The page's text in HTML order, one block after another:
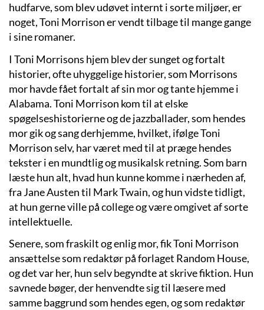
hudfarve, som blev udøvet internt i sorte miljøer, er
noget, Toni Morrison er vendt tilbage til mange gange
i sine romaner.
I Toni Morrisons hjem blev der sunget og fortalt
historier, ofte uhyggelige historier, som Morrisons
mor havde fået fortalt af sin mor og tante hjemme i
Alabama. Toni Morrison kom til at elske
spøgelseshistorierne og de jazzballader, som hendes
mor gik og sang derhjemme, hvilket, ifølge Toni
Morrison selv, har været med til at præge hendes
tekster i en mundtlig og musikalsk retning. Som barn
læste hun alt, hvad hun kunne komme i nærheden af,
fra Jane Austen til Mark Twain, og hun vidste tidligt,
at hun gerne ville på college og være omgivet af sorte
intellektuelle.
Senere, som fraskilt og enlig mor, fik Toni Morrison
ansættelse som redaktør på forlaget Random House,
og det var her, hun selv begyndte at skrive fiktion. Hun
savnede bøger, der henvendte sig til læsere med
samme baggrund som hendes egen, og som redaktør